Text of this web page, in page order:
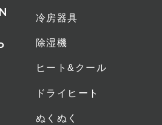
トホワイト）
冷房器具
除湿機
ヒート&クール
ドライヒート
ぬくぬく